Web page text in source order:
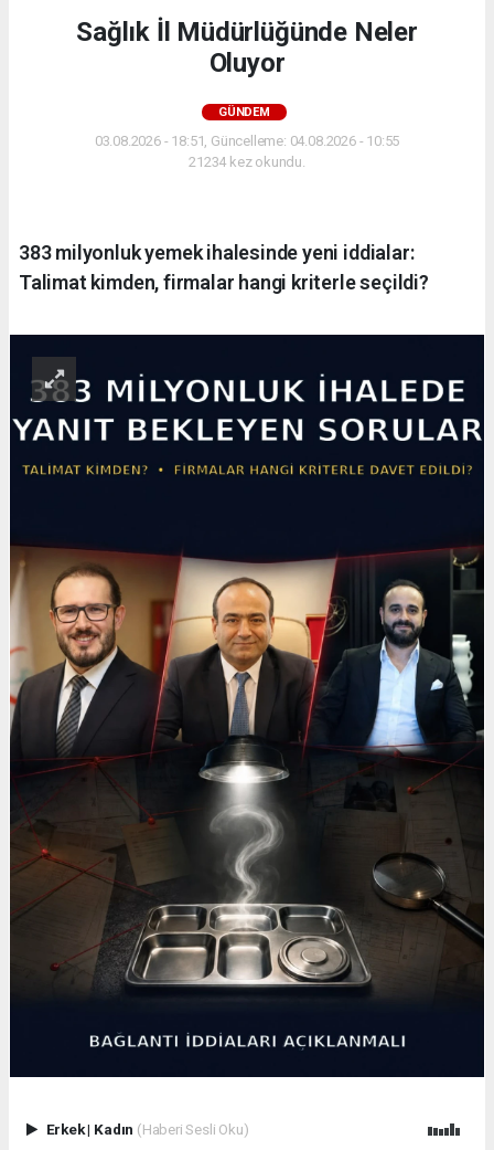
Sağlık İl Müdürlüğünde Neler
Oluyor
GÜNDEM
03.08.2026 - 18:51, Güncelleme: 04.08.2026 - 10:55
21234 kez okundu.
383 milyonluk yemek ihalesinde yeni iddialar:
Talimat kimden, firmalar hangi kriterle seçildi?
Erkek| Kadın (Haberi Sesli Oku)